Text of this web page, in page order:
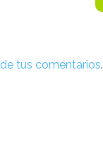
tus comentarios.